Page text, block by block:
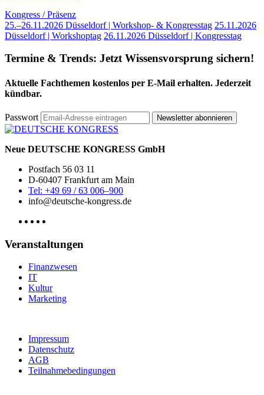
Kongress / Präsenz
25.–26.11.2026 Düsseldorf | Workshop- & Kongresstag 25.11.2026
Düsseldorf | Workshoptag 26.11.2026 Düsseldorf | Kongresstag
Termine & Trends: Jetzt Wissensvorsprung sichern!
Aktuelle Fachthemen kostenlos per E-Mail erhalten. Jederzeit
kündbar.
Passwort Newsletter abonnieren
Neue DEUTSCHE KONGRESS GmbH
Postfach 56 03 11
D-60407 Frankfurt am Main
Tel: +49 69 / 63 006–900
info@deutsche-kongress.de
Veranstaltungen
Finanzwesen
IT
Kultur
Marketing
Impressum
Datenschutz
AGB
Teilnahmebedingungen